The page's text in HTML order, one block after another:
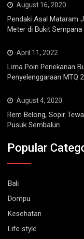
August 16, 2020
Pendaki Asal Mataram
Meter di Bukit Sempana
April 11, 2022
Lima Poin Penekanan
Penyelenggaraan MTQ
August 4, 2020
Rem Belong, Sopir
Pusuk Sembalun
Popular
Bali
Dompu
Kesehatan
Life style